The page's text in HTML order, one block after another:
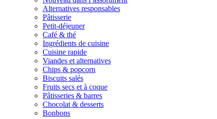
Alternatives responsables
Pâtisserie
Petit-déjeuner
Café & thé
Ingrédients de cuisine
Cuisine rapide
Viandes et alternatives
Chips & popcorn
Biscuits salés
Fruits secs et à coque
Pâtisseries & barres
Chocolat & desserts
Bonbons